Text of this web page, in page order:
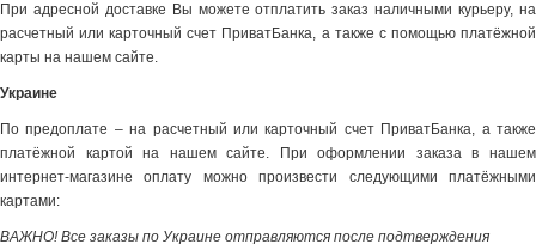
При адресной доставке Вы можете отплатить заказ наличными курьеру, на
расчетный или карточный счет ПриватБанка, а также с помощью платёжной
карты на нашем сайте.
Украине
По предоплате – на расчетный или карточный счет ПриватБанка, а также
платёжной картой на нашем сайте. При оформлении заказа в нашем
интернет-магазине оплату можно произвести следующими платёжными
картами:
ВАЖНО! Все заказы по Украине отправляются после подтверждения